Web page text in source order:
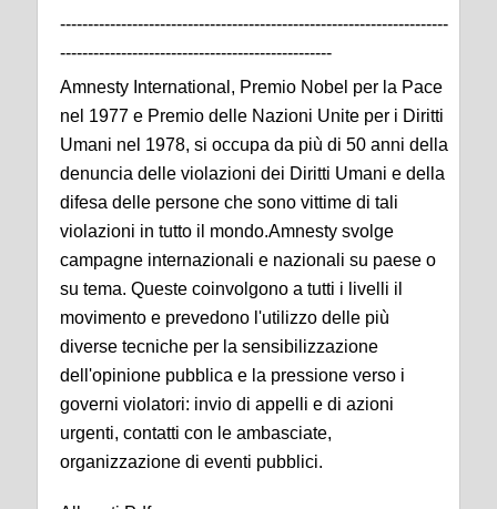
----------------------------------------------------------------------
-------------------------------------------------
Amnesty International, Premio Nobel per la Pace
nel 1977 e Premio delle Nazioni Unite per i Diritti
Umani nel 1978, si occupa da più di 50 anni della
denuncia delle violazioni dei Diritti Umani e della
difesa delle persone che sono vittime di tali
violazioni in tutto il mondo.Amnesty svolge
campagne internazionali e nazionali su paese o
su tema. Queste coinvolgono a tutti i livelli il
movimento e prevedono l'utilizzo delle più
diverse tecniche per la sensibilizzazione
dell'opinione pubblica e la pressione verso i
governi violatori: invio di appelli e di azioni
urgenti, contatti con le ambasciate,
organizzazione di eventi pubblici.